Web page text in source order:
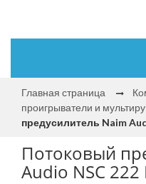
Главная страница
проигрыватели и
предусилитель Naim
Потоковый
Audio NSC 222